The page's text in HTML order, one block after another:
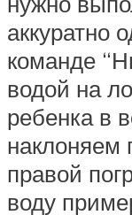
аккуратно
команде
водой на
ребенка в
наклоняем
правой
воду